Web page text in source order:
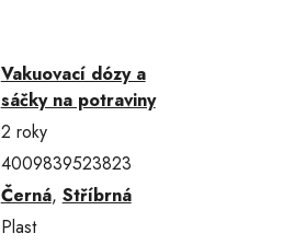
Vakuovací dózy a
sáčky na potraviny
2 roky
4009839523823
Černá, Stříbrná
Plast